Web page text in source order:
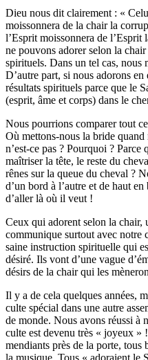
Dieu nous dit clairement : «
moissonnera de la chair la
l’Esprit moissonnera de
ne pouvons adorer selon la
spirituels. Dans un tel cas, nous
D’autre part, si nous adorons
résultats spirituels parce que le
(esprit, âme et corps) dans le
Nous pourrions comparer tout
Où mettons-nous la bride
n’est-ce pas ? Pourquoi ? Parce
maîtriser la tête, le reste du
rênes sur la queue du cheval ?
d’un bord à l’autre et de haut
d’aller là où il veut !
Ceux qui adorent selon la chair,
communique surtout avec notre
saine instruction spirituelle qui
désiré. Ils vont d’une vague
désirs de la chair qui les
Il y a de cela quelques années,
culte spécial dans une autre
de monde. Nous avons réussi à
culte est devenu très « joyeux
mendiants près de la porte, tous
la musique. Tous « adoraient le